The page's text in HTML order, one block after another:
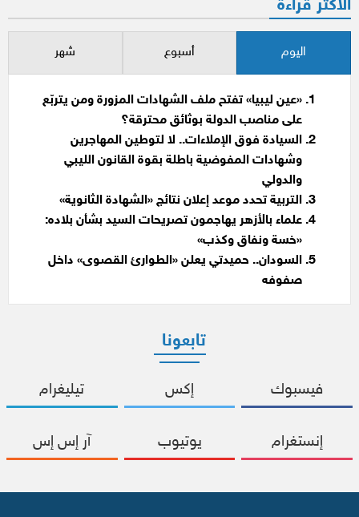
الأكثر قراءة
اليوم أسبوع شهر
«عين ليبيا» تفتح ملف الشهادات المزورة ومن يتربّع
على مناصب الدولة بوثائق محترقة؟
السيادة فوق الإملاءات.. لا لتوطين المهاجرين
وشهادات المفوضية باطلة بقوة القانون الليبي
والدولي
التربية تحدد موعد إعلان نتائج «الشهادة الثانوية»
علماء بالأزهر يهاجمون تصريحات السيد بشأن بلاده:
«خسة ونفاق وكذب»
السودان.. حميدتي يعلن «الطوارئ القصوى» داخل
صفوفه
تابعونا
فيسبوك إكس تيليغرام
إنستغرام يوتيوب آر إس إس